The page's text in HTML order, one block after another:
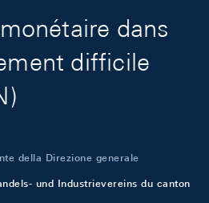
dans
difficile
della Direzione generale
und Industrievereins du canton